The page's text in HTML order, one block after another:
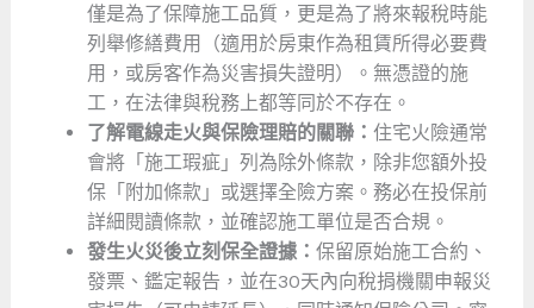
僅是為了保障施工品質，更是為了將來報稅時能
列舉修繕費用（適用於房東作為租賃所得必要費
用，或房客作為災害損失證明）。無憑證的施
工，在法律與稅務上都等同於不存在。
了解電線走火與保險理賠的關聯： 住宅火險通常
會將「施工瑕疵」列為除外條款，除非您額外投
保「附加條款」或選擇全險方案。務必在投保前
詳細閱讀條款，並確認施工單位是否合規。
發生火災後立刻保全證據： 保留原始施工合約、
發票、鑑定報告，並在30天內向稅捐機關申報災